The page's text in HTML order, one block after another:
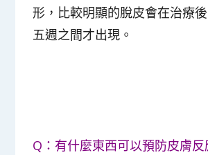
形，比較明顯的脫皮會在治療
五週之間才出現 。
Q：有什麼東西可以預防皮膚反